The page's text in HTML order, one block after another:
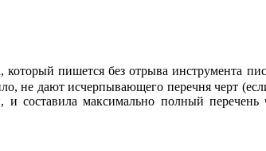
пишется без отрыва инструмента
не дают исчерпывающего перечня черт
составила максимально полный перечень